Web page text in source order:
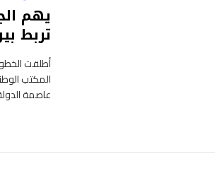
يهم
تربط
أطلقت
المكتب
عاصمة